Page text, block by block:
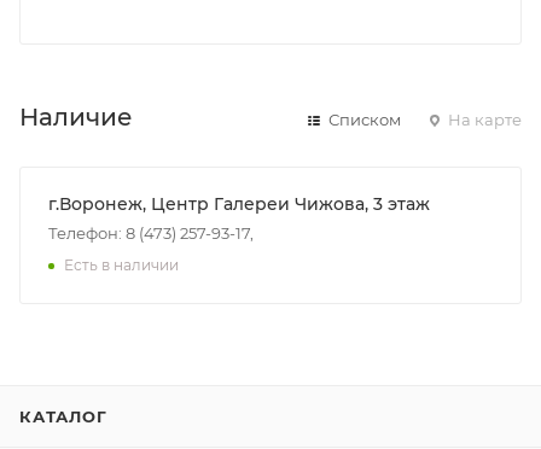
Наличие Списком На карте
г.Воронеж, Центр Галереи Чижова, 3 этаж
Телефон: 8 (473) 257-93-17,
Есть в наличии
КАТАЛОГ